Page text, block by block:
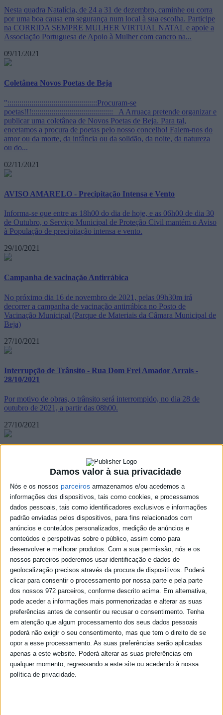
Damos valor à sua privacidade
Nós e os nossos parceiros armazenamos e/ou acedemos a
informações dos dispositivos, tais como cookies, e processamos
dados pessoais, tais como identificadores exclusivos e informações
padrão enviadas pelos dispositivos, para fins relacionados com
anúncios e conteúdos personalizados, medição de anúncios e
conteúdos e perspetivas sobre o público, assim como para
desenvolver e melhorar produtos. Com a sua permissão, nós e os
nossos parceiros poderemos usar identificação e dados de
geolocalização precisos através da procura de dispositivos. Poderá
clicar para consentir o processamento por nossa parte e pela parte
dos nossos 972 parceiros, conforme descrito acima. Em alternativa,
pode aceder a informações mais pormenorizadas e alterar as suas
preferências antes de consentir ou recusar o consentimento. Tenha
em atenção que algum processamento dos seus dados pessoais
poderá não exigir o seu consentimento, mas que tem o direito de se
opor a esse processamento. As suas preferências serão aplicadas
apenas a este website. Poderá alterar as suas preferências em
qualquer momento, regressando a este site ou acedendo à nossa
política de privacidade.
Nesta quadra Natalícia, de 24 a 31 de dezembro, caminhe ou corra
por uma boa causa em segurança num local à sua escolha. Participe
na CORRIDA SEMPRE MULHER VIRTUAL NATAL e apoie a
Associação Portuguesa de Apoio à Mulher com cancro na...
09/11/2021
Coletânea Novos Poetas de Beja
":::::::::::::::::::::::::::::::::::::::::::::Procuram-se
poetas!!!::::::::::::::::::::::::::::::::::::::::: A Arruaça pretende organizar e
publicar uma coletânea de Novos Poetas de Beja. Para tal,
encetamos a procura de poetas pelo nosso concelho! Falem-nos do
amor ou da morte, da infância ou da solidão, da noite, da natureza
ou do...
02/11/2021
AVISO AMARELO - Precipitação Intensa e Vento
Informa-se que entre as 18h00 do dia de hoje, e as 06h00 de dia 30
de Outubro, o Serviço Municipal de Proteção Civil mantém o Aviso
à População de precipitação intensa e vento.
29/10/2021
Campanha de vacinação Antirrábica
No próximo dia 16 de novembro de 2021, pelas 09h30m irá
decorrer a campanha de vacinação antirrábica no Posto de
Vacinação Municipal (Parque de Materiais da Câmara Municipal de
Beja)
27/10/2021
Interrupção de Trânsito - Rua Dom Frei Amador Arrais -
28/10/2021
Por motivo de obras, o trânsito será interrompido, no dia 28 de
outubro de 2021, a partir das 08h00.
27/10/2021
A Autoridade Nacional de Emergência e Proteção Civil promove
anualmente o Exercício de âmbito nacional de Sensibilização para o
Risco Sísmico A Terra Treme (www.aterratreme.pt). Este ano, o
exercício terá lugar no dia 5 de novembro pelas 11h05, data em que
se...
26/10/2021
Limpeza de espaços verdes e poda de árvores e arbustos no
Bairro da Cooperativa
A Junta de Freguesia procedeu à limpeza de espaços verdes e poda
de árvores e arbustos nas traseiras das Ruas António Sérgio, José
Gomes Ferreira e da Avenida Comandante Ramiro Correia, no
Bairro da Cooperativa. Procedeu também à limpeza de infestantes.
Esta...
23/10/2021
Interrupção de trânsito - rua Almirante Cândido dos Reis -